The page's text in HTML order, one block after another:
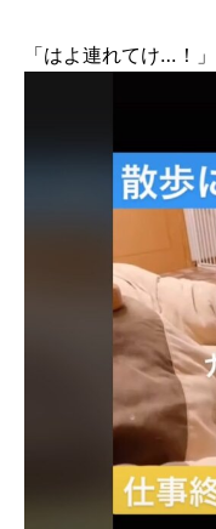
「はよ連れてけ…！」